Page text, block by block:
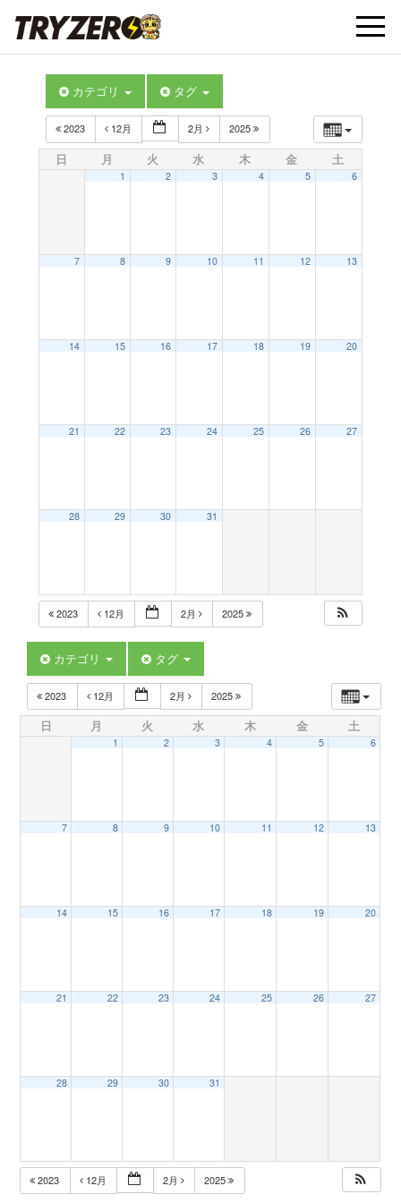
t
t
i
カテゴリ タグ
2023 12月 2月 2025
日 月 火 水 木 金 土
1 2 3 4 5 6
7 8 9 10 11 12 13
14 15 16 17 18 19 20
21 22 23 24 25 26 27
28 29 30 31
2023 12月 2月 2025
カテゴリ タグ
2023 12月 2月 2025
日 月 火 水 木 金 土
1 2 3 4 5 6
7 8 9 10 11 12 13
14 15 16 17 18 19 20
21 22 23 24 25 26 27
28 29 30 31
2023 12月 2月 2025